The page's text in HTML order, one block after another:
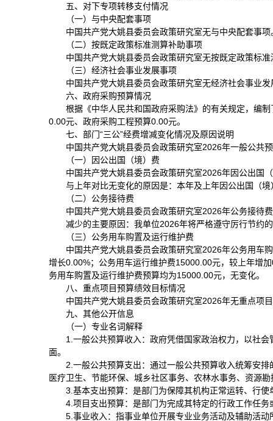
五、对下专项转移支付情况
（一）与中央配套事项
中国共产党大姚县委员会政策研究室无与中央配套事项
（二）按既定政策标准测算补助事项
中国共产党大姚县委员会政策研究室无按既定政策标
（三）经济社会事业发展事项
中国共产党大姚县委员会政策研究室无经济社会事业发
六、政府采购预算情况
根据《中华人民共和国政府采购法》的有关规定，编
0.00元、政府采购工程预算0.00元。
七、部门“三公”经费增减变化情况及原因说明
中国共产党大姚县委员会政策研究室2026年一般公共
（一）因公出国（境）费
中国共产党大姚县委员会政策研究室2026年因公出国
与上年对比无变化的原因是：本年及上年因公出国（
（二）公务接待费
中国共产党大姚县委员会政策研究室2026年公务接待
减少的主要原因：我单位2026年将严格遵守厉行节约
（三）公务用车购置及运行维护费
中国共产党大姚县委员会政策研究室2026年公务用车
增长0.00%；公务用车运行维护费15000.00元，较上年增
务用车购置及运行维护费预算均为15000.00元，无变化。
八、重点项目预算绩效目标情况
中国共产党大姚县委员会政策研究室2026年无重点项
九、其他公开信息
（一）专业名词解释
1.一般公共预算收入：政府凭借国家政治权力，以社
面。
2.一般公共预算支出：通过一般公共预算收入统筹安
医疗卫生、节能环保、城乡社区事务、农林水事务、资源
3.基本支出预算：是部门为保障其机构正常运转、行
4.项目支出预算：是部门为完成其特定的行政工作任
5.事业收入：指事业单位开展专业业务活动及辅助活动